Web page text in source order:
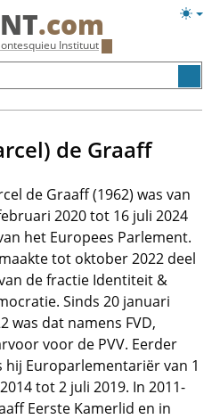
.com
Instituut
de Graaff
de Graaff (1962) was van
2020 tot 16 juli 2024
het Europees Parlement.
tot oktober 2022 deel
de fractie Identiteit &
Sinds 20 januari
was dat namens FVD,
voor de PVV. Eerder
hij Europarlementariër van 1
tot 2 juli 2019. In 2011-
Eerste Kamerlid en in